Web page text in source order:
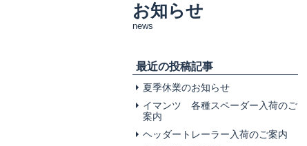
お知らせ
news
最近の投稿記事
夏季休業のお知らせ
イマンツ 各種スペーダー入荷のご
案内
ヘッダートレーラー入荷のご案内